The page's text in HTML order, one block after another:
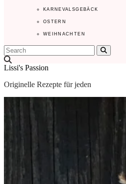
KARNEVALSGEBÄCK
OSTERN
WEIHNACHTEN
Search
Lissi's Passion
Originelle Rezepte für jeden